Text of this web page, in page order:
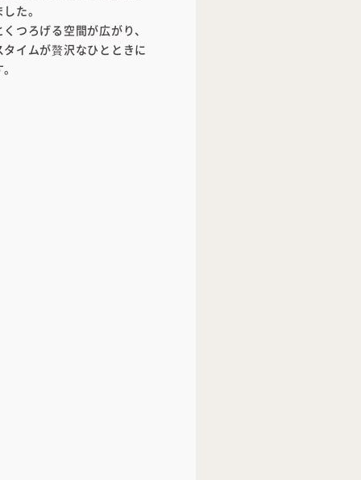
た。
つろげる空間が広がり、
イムが贅沢なひとときに